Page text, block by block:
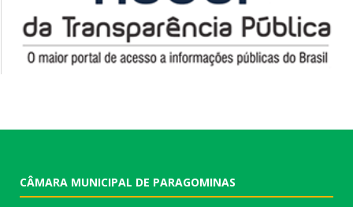
CÂMARA MUNICIPAL DE PARAGOMINAS